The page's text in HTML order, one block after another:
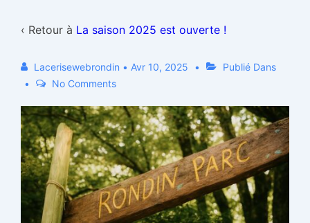
‹ Retour à La saison 2025 est ouverte !
Lacerisewebrondin • Avr 10, 2025
Publié Dans
No Comments